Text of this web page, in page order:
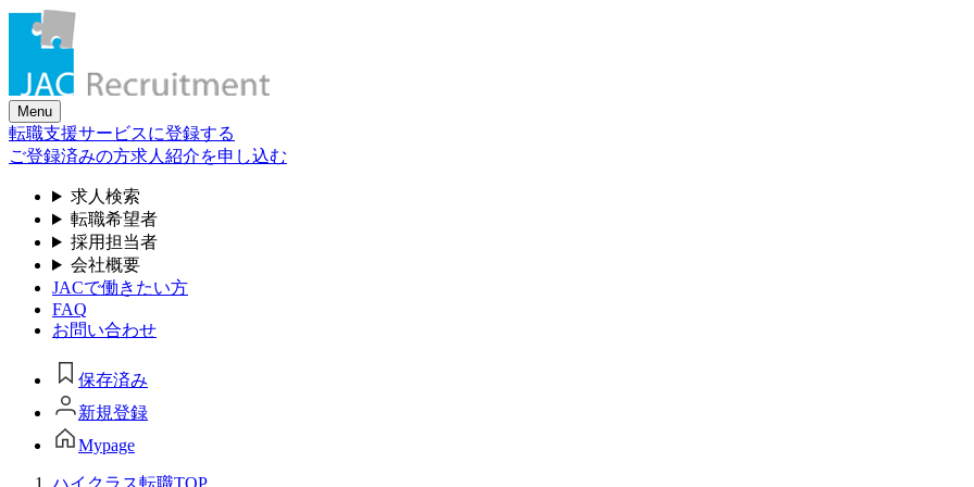
Skip
content
Menu
転職支援サービスに登録する
ご登録済みの方求人紹介を申し込む
求人検索
転職希望者
採用担当者
会社概要
JACで働きたい方
FAQ
お問い合わせ
保存済み
新規登録
Mypage
ハイクラス転職TOP